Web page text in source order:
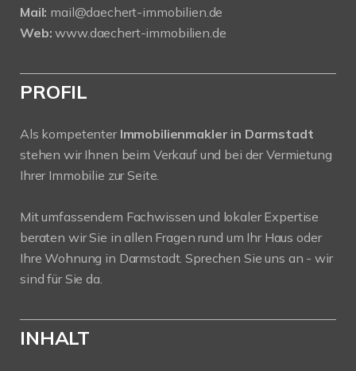
Mail: mail@daechert-immobilien.de
Web: www.daechert-immobilien.de
PROFIL
Als kompetenter Immobilienmakler in Darmstadt
stehen wir Ihnen beim Verkauf und bei der Vermietung
Ihrer Immobilie zur Seite.
Mit umfassendem Fachwissen und lokaler Expertise
beraten wir Sie in allen Fragen rund um Ihr Haus oder
Ihre Wohnung in Darmstadt. Sprechen Sie uns an - wir
sind für Sie da.
INHALT